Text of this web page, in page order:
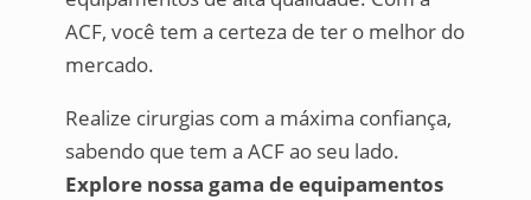
ACF, você tem a certeza de ter o melhor do
mercado.
Realize cirurgias com a máxima confiança,
sabendo que tem a ACF ao seu lado.
Explore nossa gama de equipamentos